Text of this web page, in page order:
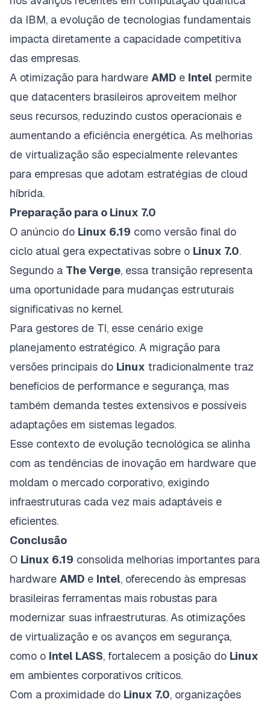
da IBM, a evolução de tecnologias fundamentais
impacta diretamente a capacidade competitiva
das empresas.
A otimização para hardware AMD e Intel permite
que datacenters brasileiros aproveitem melhor
seus recursos, reduzindo custos operacionais e
aumentando a eficiência energética. As melhorias
de virtualização são especialmente relevantes
para empresas que adotam estratégias de cloud
híbrida.
Preparação para o Linux 7.0
O anúncio do Linux 6.19 como versão final do
ciclo atual gera expectativas sobre o Linux 7.0.
Segundo a The Verge, essa transição representa
uma oportunidade para mudanças estruturais
significativas no kernel.
Para gestores de TI, esse cenário exige
planejamento estratégico. A migração para
versões principais do Linux tradicionalmente traz
benefícios de performance e segurança, mas
também demanda testes extensivos e possíveis
adaptações em sistemas legados.
Esse contexto de evolução tecnológica se alinha
com as tendências de inovação em hardware que
moldam o mercado corporativo, exigindo
infraestruturas cada vez mais adaptáveis e
eficientes.
Conclusão
O Linux 6.19 consolida melhorias importantes para
hardware AMD e Intel, oferecendo às empresas
brasileiras ferramentas mais robustas para
modernizar suas infraestruturas. As otimizações
de virtualização e os avanços em segurança,
como o Intel LASS, fortalecem a posição do Linux
em ambientes corporativos críticos.
Com a proximidade do Linux 7.0, organizações